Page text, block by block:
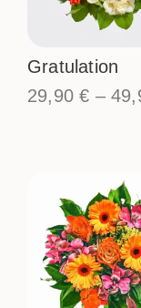
Gratulation
29,90€ –